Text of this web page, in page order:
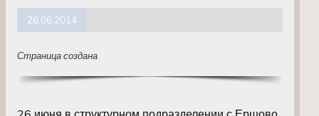
26.06.2014
Страница создана